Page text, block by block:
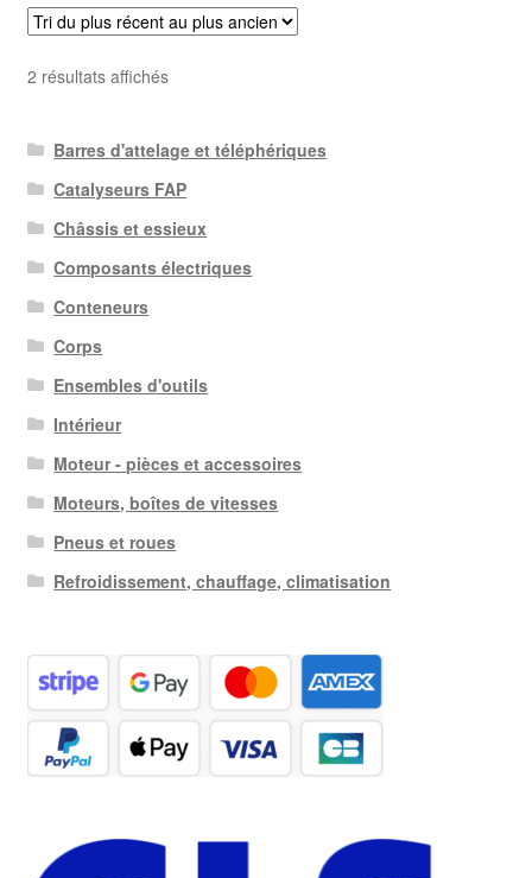
2 résultats affichésTrié
récent
au
plus
ancien
Barres d'attelage et téléphériques
Catalyseurs FAP
Châssis et essieux
Composants électriques
Conteneurs
Corps
Ensembles d'outils
Intérieur
Moteur - pièces et accessoires
Moteurs, boîtes de vitesses
Pneus et roues
Refroidissement, chauffage, climatisation